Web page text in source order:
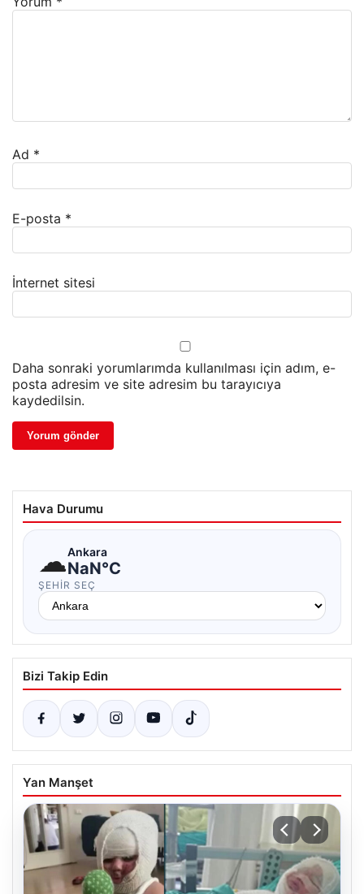
Ad *
E-posta *
İnternet sitesi
Daha sonraki yorumlarımda kullanılması için adım, e-
posta adresim ve site adresim bu tarayıcıya
kaydedilsin.
Hava Durumu
☁Ankara
NaN°C
ŞEHIR SEÇ
Bizi Takip Edin
Yan Manşet